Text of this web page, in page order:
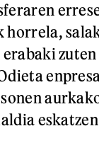
horrela,
erabaki